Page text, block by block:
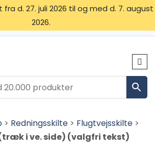
fra d. 27. juli 2026 til og med d. 7. august
2026.
OM OS
> Redningsskilte > Flugtvejsskilte >
i ve. side) (valgfri tekst)